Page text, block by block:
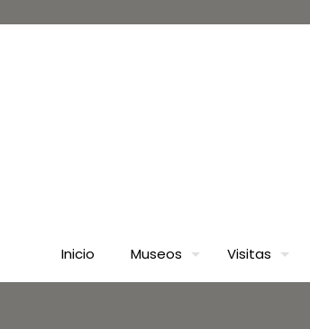
Inicio Museos Visitas